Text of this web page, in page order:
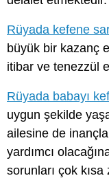
Rüyada kefene
büyük bir kazanç
itibar ve tenezzül
Rüyada babayı
uygun şekilde
ailesine de
yardımcı
sorunları çok